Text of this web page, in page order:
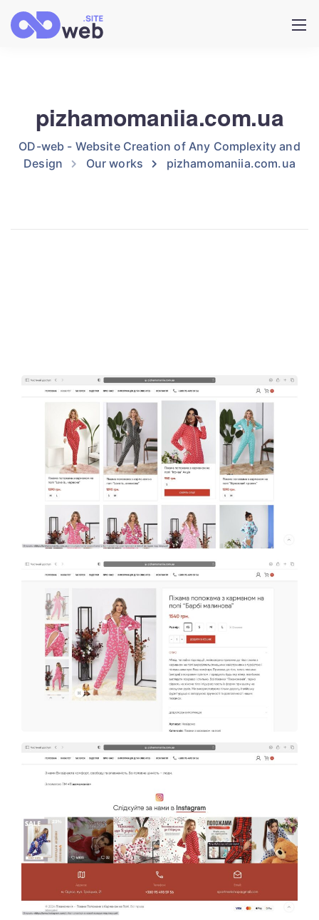
pizhamomaniia.com.ua
OD-web - Website Creation of Any Complexity and
Design
Our works pizhamomaniia.com.ua